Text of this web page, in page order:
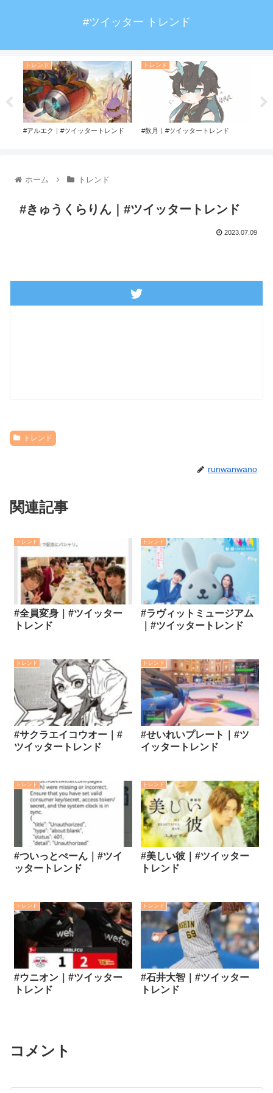
#ツイッター トレンド
トレンド
#アルエク｜#ツイッタートレンド
トレンド
#飲月｜#ツイッタートレンド
ホーム トレンド
#きゅうくらりん｜#ツイッタートレンド
2023.07.09
トレンド
runwanwano
関連記事
トレンド
#全員変身｜#ツイッター
トレンド
トレンド
#ラヴィットミュージアム
｜#ツイッタートレンド
トレンド
#サクラエイコウオー｜#
ツイッタートレンド
トレンド
#せいれいプレート｜#ツ
イッタートレンド
トレンド
#ついっとぺーん｜#ツイ
ッタートレンド
トレンド
#美しい彼｜#ツイッター
トレンド
トレンド
#ウニオン｜#ツイッター
トレンド
トレンド
#石井大智｜#ツイッター
トレンド
コメント